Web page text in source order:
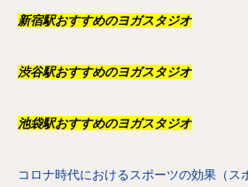
新宿駅おすすめのヨガスタジオ
渋谷駅おすすめのヨガスタジオ
池袋駅おすすめのヨガスタジオ
コロナ時代におけるスポーツの効果（ス